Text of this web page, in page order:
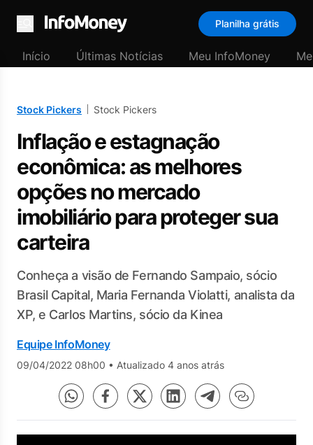
Menu
Planilha grátis
Início Últimas Notícias Meu InfoMoney
Stock Pickers Stock Pickers
Inflação e estagnação
econômica: as melhores
opções no mercado
imobiliário para proteger sua
carteira
Conheça a visão de Fernando Sampaio, sócio
Brasil Capital, Maria Fernanda Violatti, analista da
XP, e Carlos Martins, sócio da Kinea
Equipe InfoMoney
09/04/2022 08h00 • Atualizado 4 anos atrás